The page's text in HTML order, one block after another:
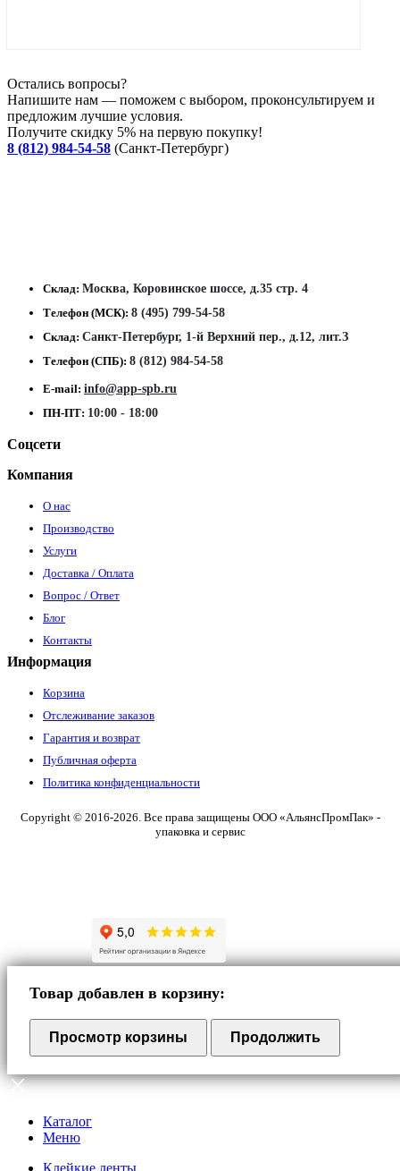
Остались вопросы?
Напишите нам — поможем с выбором, проконсультируем и
предложим лучшие условия.
Получите скидку 5% на первую покупку!
8 (812) 984-54-58 (Санкт-Петербург)
Склад: Москва, Коровинское шоссе, д.35 стр. 4
Телефон (МСК): 8 (495) 799-54-58
Склад: Санкт-Петербург, 1-й Верхний пер., д.12, лит.З
Телефон (СПБ): 8 (812) 984-54-58
E-mail: info@app-spb.ru
ПН-ПТ: 10:00 - 18:00
Соцсети
Компания
О нас
Производство
Услуги
Доставка / Оплата
Вопрос / Ответ
Блог
Контакты
Информация
Корзина
Отслеживание заказов
Гарантия и возврат
Публичная оферта
Политика конфиденциальности
Copyright © 2016-2026. Все права защищены ООО «АльянсПромПак» -
упаковка и сервис
Товар добавлен в корзину:
Просмотр корзины Продолжить
Каталог
Меню